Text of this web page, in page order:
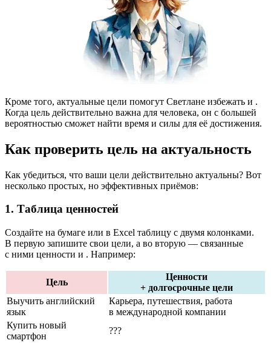
Кроме того, актуальные цели помогут Светлане избежать и .
Когда цель действительно важна для человека, он с большей
вероятностью сможет найти время и силы для её достижения.
Как проверить цель на актуальность
Как убедиться, что ваши цели действительно актуальны? Вот
несколько простых, но эффективных приёмов:
1. Таблица ценностей
Создайте на бумаге или в Excel таблицу с двумя колонками.
В первую запишите свои цели, а во вторую — связанные
с ними ценности и . Например:
Цель
Ценности
+ долгосрочные цели
Выучить английский
язык
Карьера, путешествия, работа
в международной компании
Купить новый
смартфон
???